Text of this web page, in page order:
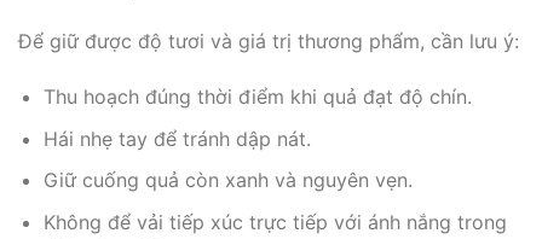
Để giữ được độ tươi và giá trị thương phẩm, cần lưu ý:
Thu hoạch đúng thời điểm khi quả đạt độ chín.
Hái nhẹ tay để tránh dập nát.
Giữ cuống quả còn xanh và nguyên vẹn.
Không để vải tiếp xúc trực tiếp với ánh nắng trong